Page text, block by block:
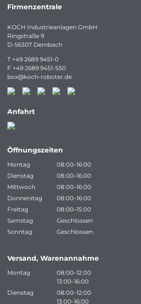
Firmenzentrale
KOCH Industrieanlagen GmbH
Ringstraße 9
D-56307 Dernbach
T +49 2689 9451-0
F +49 2689 9451-550
box@koch-roboter.de
Anfahrt
Öffnungszeiten
Montag
08:00–16:00
Dienstag
08:00–16:00
Mittwoch
08:00–16:00
Donnerstag
08:00–16:00
Freitag
08:00–15:00
Samstag
Geschlossen
Sonntag
Geschlossen
Versand, Warenannahme
Montag
08:00–12:00
13:00–16:00
Dienstag
08:00–12:00
13:00–16:00